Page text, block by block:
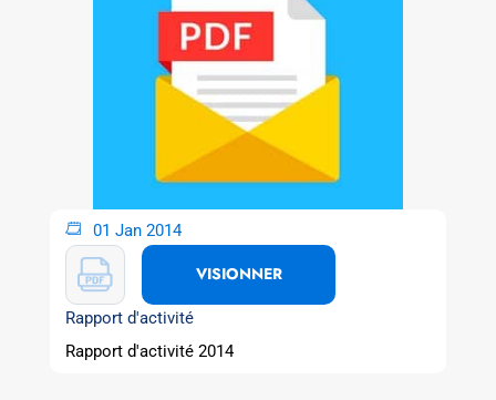
01 Jan 2014
VISIONNER
Rapport d'activité
Rapport d'activité 2014